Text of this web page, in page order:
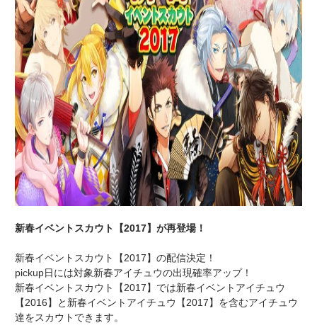
ギャラリー
グッズ・本
ギャラリー
新春イベントスカウト【2017】が再登場！
新春イベントスカウト【2017】の配信決定！
pickup日には対象新春アイチュウの出現確率アップ！
新春イベントスカウト【2017】では新春イベントアイチュウ
【2016】と新春イベントアイチュウ【2017】を含むアイチュウ
達をスカウトできます。